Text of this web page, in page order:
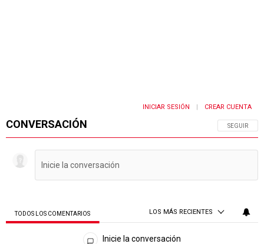
CONVERSACIÓN SIGA ESTA
SEGUIR
INICIAR SESIÓN CREAR CUENTA
TODOS LOS COMENTARIOS LOS MÁS RECIENTES
Todos los comentarios
Inicie la conversación